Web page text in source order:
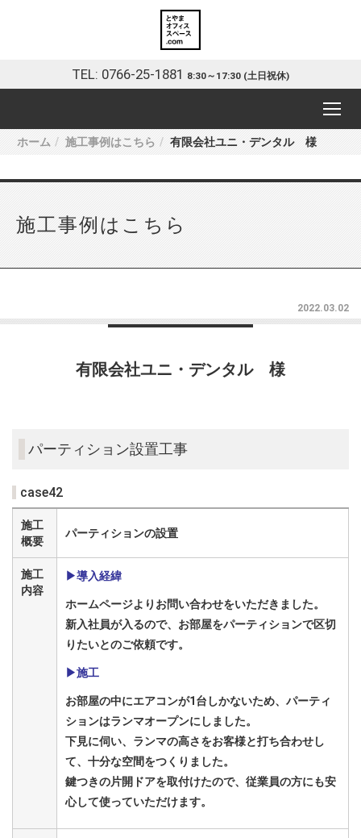
TEL: 0766-25-1881 8:30～17:30 (土日祝休)
ホーム 施工事例はこちら 有限会社ユニ・デンタル 様
施工事例はこちら
2022.03.02
有限会社ユニ・デンタル 様
パーティション設置工事
case42
施工
概要
パーティションの設置
施工
内容
▶導入経緯
ホームページよりお問い合わせをいただきました。
新入社員が入るので、お部屋をパーティションで区切
りたいとのご依頼です。
▶施工
お部屋の中にエアコンが1台しかないため、パーティ
ションはランマオープンにしました。
下見に伺い、ランマの高さをお客様と打ち合わせし
て、十分な空間をつくりました。
鍵つきの片開ドアを取付けたので、従業員の方にも安
心して使っていただけます。